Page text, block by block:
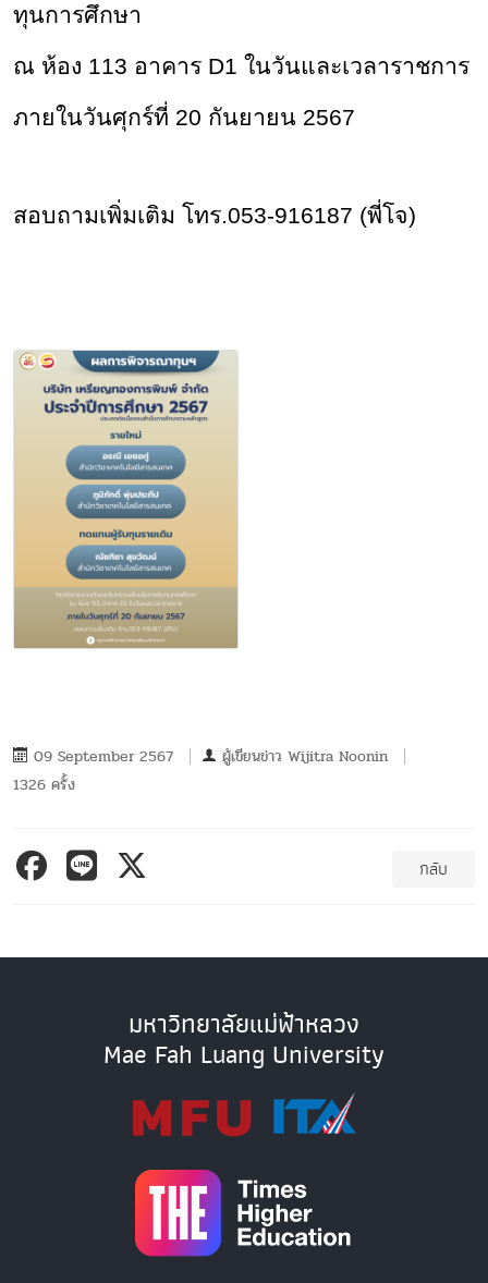
ทุนการศึกษา
ณ ห้อง 113 อาคาร D1 ในวันและเวลาราชการ
ภายในวันศุกร์ที่ 20 กันยายน 2567
สอบถามเพิ่มเติม โทร.053-916187 (พี่โจ)
09 September 2567 ผู้เขียนข่าว Wijitra Noonin
1326 ครั้ง
กลับ
มหาวิทยาลัยแม่ฟ้าหลวง
Mae Fah Luang University